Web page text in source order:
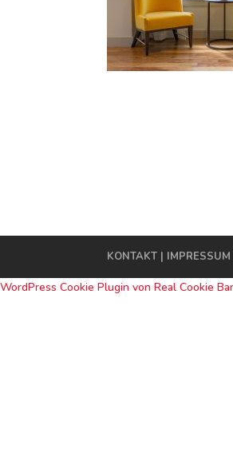
KONTAKT | IMPRESSUM
WordPress Cookie Plugin von Real Cookie